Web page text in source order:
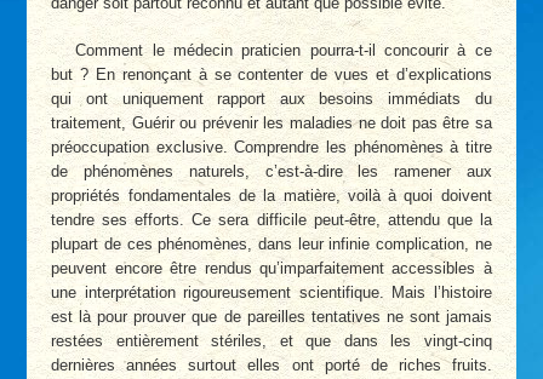
Comment le médecin praticien pourra-t-il concourir à ce
but ? En renonçant à se contenter de vues et d’explications
qui ont uniquement rapport aux besoins immédiats du
traitement, Guérir ou prévenir les maladies ne doit pas être sa
préoccupation exclusive. Comprendre les phénomènes à titre
de phénomènes naturels, c’est-à-dire les ramener aux
propriétés fondamentales de la matière, voilà à quoi doivent
tendre ses efforts. Ce sera difficile peut-être, attendu que la
plupart de ces phénomènes, dans leur infinie complication, ne
peuvent encore être rendus qu’imparfaitement accessibles à
une interprétation rigoureusement scientifique. Mais l’histoire
est là pour prouver que de pareilles tentatives ne sont jamais
restées entièrement stériles, et que dans les vingt-cinq
dernières années surtout elles ont porté de riches fruits.